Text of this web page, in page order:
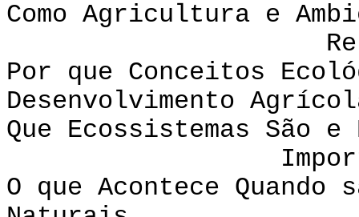
Como Agricultura e
Por que Conceitos
Desenvolvimento
Que Ecossistemas São
O que Acontece Quando